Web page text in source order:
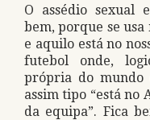
O assédio sexual
bem, porque se
e aquilo está no
futebol onde,
própria do mundo
assim tipo “está no
da equipa”. Fica